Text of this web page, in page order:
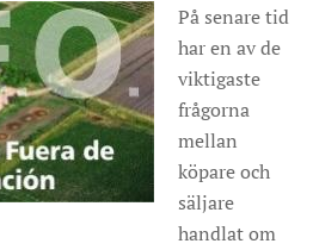
På senare tid
har en av de
viktigaste
frågorna
mellan
köpare och
säljare
handlat om